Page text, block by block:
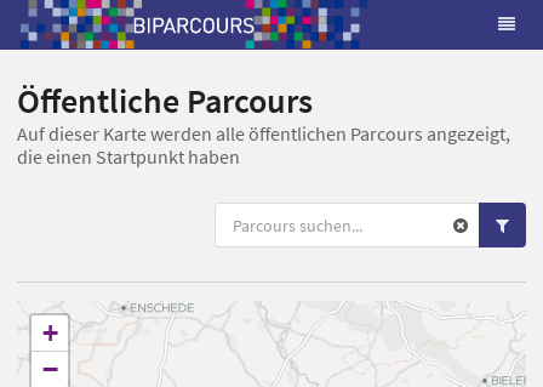
Öffentliche Parcours
Auf dieser Karte werden alle öffentlichen Parcours angezeigt,
die einen Startpunkt haben
+
−